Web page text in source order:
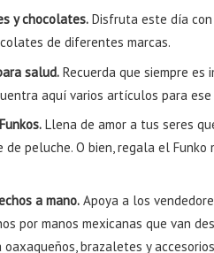
y chocolates. Disfruta este día con
de diferentes marcas.
salud. Recuerda que siempre
aquí varios artículos para
Llena de amor a tus seres
peluche. O bien, regala el Funko
a mano. Apoya a los
por manos mexicanas que van
brazaletes y